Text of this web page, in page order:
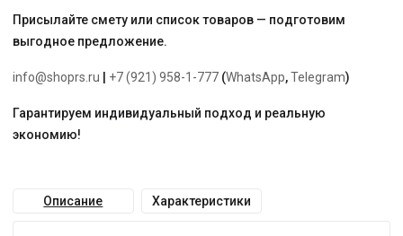
Присылайте смету или список товаров — подготовим
выгодное предложение.
info@shoprs.ru +7 (921) 958-1-777 (WhatsApp,Telegram)
Гарантируем индивидуальный подход и реальную
экономию!
Описание Характеристики